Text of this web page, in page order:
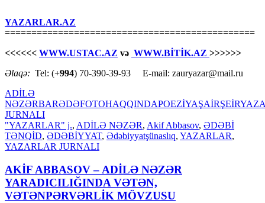
YAZARLAR.AZ
===============================================
<<<<<< WWW.USTAC.AZ və WWW.BİTİK.AZ >>>>>>
Əlaqə: Tel: (+994) 70-390-39-93 E-mail: zauryazar@mail.ru
ADİLƏ
NƏZƏRBARƏDƏFOTOHAQQINDAPOEZİYAŞAİRŞEİR
JURNALI
"YAZARLAR" j., ADİLƏ NƏZƏR, Akif Abbasov, ƏDƏBİ
TƏNQİD, ƏDƏBİYYAT, Ədəbiyyatşünaslıq, YAZARLAR,
YAZARLAR JURNALI
AKİF ABBASOV – ADİLƏ NƏZƏR
YARADICILIĞINDA VƏTƏN,
VƏTƏNPƏRVƏRLİK MÖVZUSU